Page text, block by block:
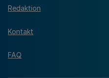
Redaktion
Kontakt
FAQ